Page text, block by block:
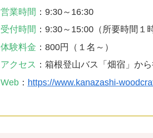
営業時間 ：9:30～16:30
受付時間 ：9:30～15:00（所要時間１
体験料金 ：800円（１名～）
アクセス ：箱根登山バス「畑宿」か
Web： https://www.kanazashi-